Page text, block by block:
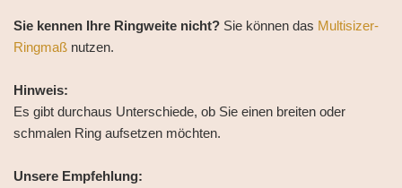
Sie kennen Ihre Ringweite nicht? Sie können das Multisizer-
Ringmaß nutzen.
Hinweis:
Es gibt durchaus Unterschiede, ob Sie einen breiten oder
schmalen Ring aufsetzen möchten.
Unsere Empfehlung: